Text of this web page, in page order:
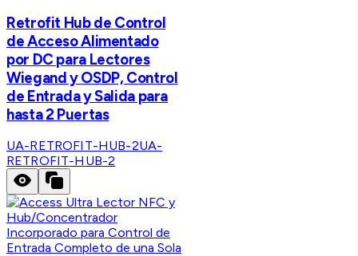
Retrofit Hub de Control
de Acceso Alimentado
por DC para Lectores
Wiegand y OSDP, Control
de Entrada y Salida para
hasta 2 Puertas
UA-RETROFIT-HUB-2UA-
RETROFIT-HUB-2